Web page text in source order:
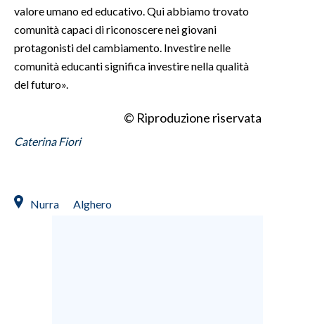
valore umano ed educativo. Qui abbiamo trovato
comunità capaci di riconoscere nei giovani
protagonisti del cambiamento. Investire nelle
comunità educanti significa investire nella qualità
del futuro».
© Riproduzione riservata
Caterina Fiori
Nurra Alghero